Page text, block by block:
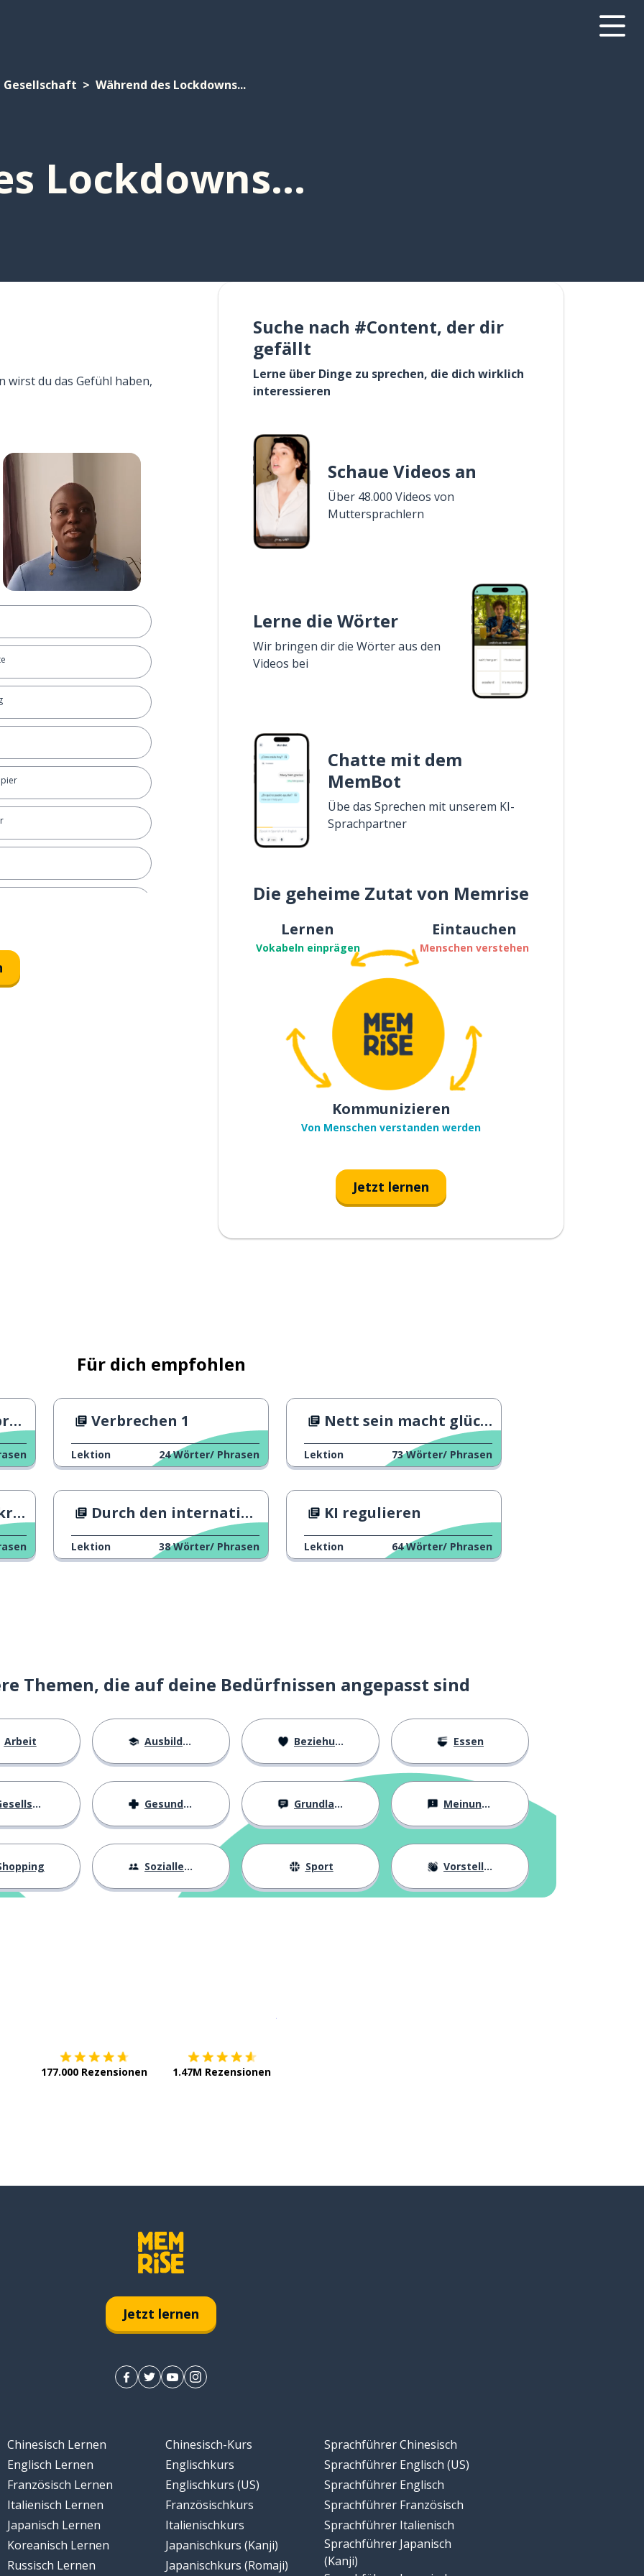
Gesellschaft Während des Lockdowns...
Lockdowns...
wirst du das Gefühl haben,
deswegen
Freundin
Suche nach #Content, der dir
gefällt
Lerne über Dinge zu sprechen, die dich wirklich
interessieren
Schaue Videos an
Über 48.000 Videos von
Muttersprachlern
Lerne die Wörter
Wir bringen dir die Wörter aus den
Videos bei
Chatte mit dem
MemBot
Übe das Sprechen mit unserem KI-
Sprachpartner
Die geheime Zutat von Memrise
Lernen
Vokabeln einprägen
Eintauchen
Menschen verstehen
Kommunizieren
Von Menschen verstanden werden
Jetzt lernen
Für dich empfohlen
Verbrechen 1
Lektion 24 Wörter/ Phrasen
Nett sein macht glücklich
Lektion 73 Wörter/ Phrasen
Durch den internationalen Frauentag gut aussehen
Lektion 38 Wörter/ Phrasen
KI regulieren
Lektion 64 Wörter/ Phrasen
Themen, die auf deine Bedürfnissen angepasst sind
Arbeit Ausbildung Beziehungen Essen
Gesundheit Grundlagen Meinungen
Sozialleben Sport Vorstellung
177.000 Rezensionen 1.47M Rezensionen
Jetzt lernen
Chinesisch Lernen
Englisch Lernen
Französisch Lernen
Italienisch Lernen
Japanisch Lernen
Koreanisch Lernen
Russisch Lernen
Chinesisch-Kurs
Englischkurs
Englischkurs (US)
Französischkurs
Italienischkurs
Japanischkurs (Kanji)
Japanischkurs (Romaji)
Sprachführer Chinesisch
Sprachführer Englisch (US)
Sprachführer Englisch
Sprachführer Französisch
Sprachführer Italienisch
Sprachführer Japanisch
(Kanji)